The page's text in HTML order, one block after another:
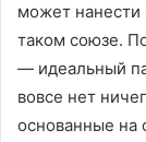
может
таком союзе.
— идеальный
вовсе нет
основанные на